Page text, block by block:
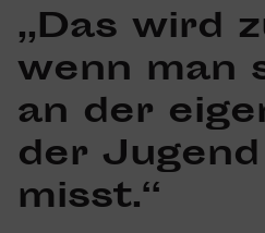
„Das wird
wenn man
an der
der
misst.“